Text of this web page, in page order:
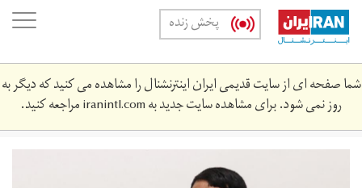
Skip
main
content
پخش زنده
شما صفحه ای از سایت قدیمی ایران اینترنشنال را مشاهده می کنید که دیگر به
روز نمی شود. برای مشاهده سایت جدید بهiranintl.comمراجعه کنید.
mostafa-